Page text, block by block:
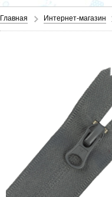
Главная Интернет-магазин